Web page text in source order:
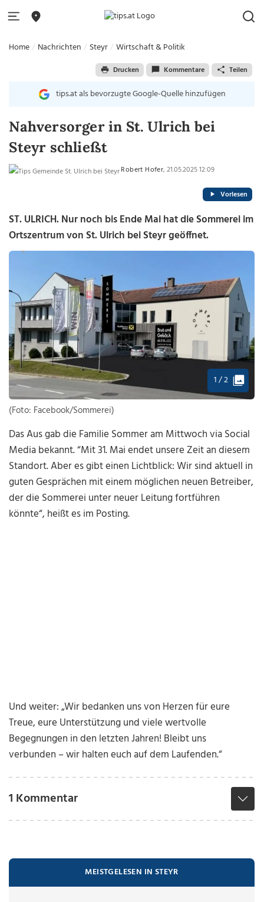
Home Nachrichten Steyr Wirtschaft & Politik
Drucken Kommentare Teilen
tips.at als bevorzugte Google-Quelle hinzufügen
Nahversorger in St. Ulrich bei
Steyr schließt
Robert Hofer, 21.05.2025 12:09
Vorlesen
ST. ULRICH. Nur noch bis Ende Mai hat die Sommerei im
Ortszentrum von St. Ulrich bei Steyr geöffnet.
1 / 2
(Foto: Facebook/Sommerei)
Das Aus gab die Familie Sommer am Mittwoch via Social
Media bekannt. “Mit 31. Mai endet unsere Zeit an diesem
Standort. Aber es gibt einen Lichtblick: Wir sind aktuell in
guten Gesprächen mit einem möglichen neuen Betreiber,
der die Sommerei unter neuer Leitung fortführen
könnte“, heißt es im Posting.
Und weiter: „Wir bedanken uns von Herzen für eure
Treue, eure Unterstützung und viele wertvolle
Begegnungen in den letzten Jahren! Bleibt uns
verbunden – wir halten euch auf dem Laufenden.“
1 Kommentar
MEISTGELESEN IN STEYR